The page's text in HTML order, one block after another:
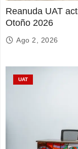
Reanuda UAT
Otoño 2026
Ago 2, 2026
UAT